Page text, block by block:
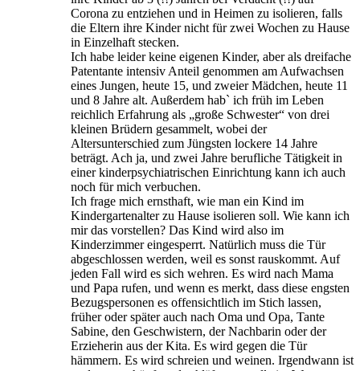
Corona zu entziehen und in Heimen zu isolieren, falls
die Eltern ihre Kinder nicht für zwei Wochen zu Hause
in Einzelhaft stecken.
Ich habe leider keine eigenen Kinder, aber als dreifache
Patentante intensiv Anteil genommen am Aufwachsen
eines Jungen, heute 15, und zweier Mädchen, heute 11
und 8 Jahre alt. Außerdem hab` ich früh im Leben
reichlich Erfahrung als „große Schwester“ von drei
kleinen Brüdern gesammelt, wobei der
Altersunterschied zum Jüngsten lockere 14 Jahre
beträgt. Ach ja, und zwei Jahre berufliche Tätigkeit in
einer kinderpsychiatrischen Einrichtung kann ich auch
noch für mich verbuchen.
Ich frage mich ernsthaft, wie man ein Kind im
Kindergartenalter zu Hause isolieren soll. Wie kann ich
mir das vorstellen? Das Kind wird also im
Kinderzimmer eingesperrt. Natürlich muss die Tür
abgeschlossen werden, weil es sonst rauskommt. Auf
jeden Fall wird es sich wehren. Es wird nach Mama
und Papa rufen, und wenn es merkt, dass diese engsten
Bezugspersonen es offensichtlich im Stich lassen,
früher oder später auch nach Oma und Opa, Tante
Sabine, den Geschwistern, der Nachbarin oder der
Erzieherin aus der Kita. Es wird gegen die Tür
hämmern. Es wird schreien und weinen. Irgendwann ist